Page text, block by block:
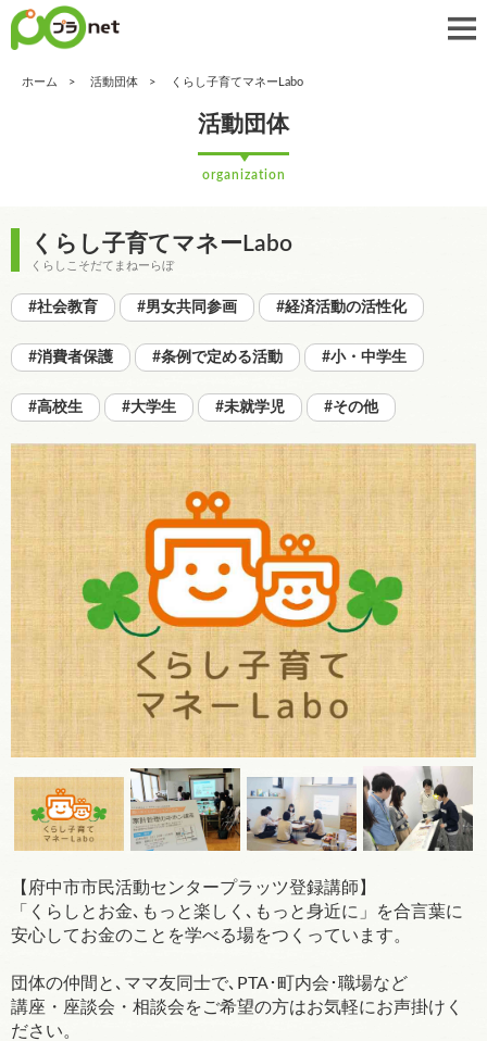
ホーム 活動団体 くらし子育てマネーLabo
活動団体
organization
くらし子育てマネーLabo
くらしこそだてまねーらぼ
#社会教育 #男女共同参画 #経済活動の活性化
#消費者保護 #条例で定める活動 #小・中学生
#高校生 #大学生 #未就学児 #その他
【府中市市民活動センタープラッツ登録講師】
「くらしとお金､もっと楽しく､もっと身近に」を合言葉に
安心してお金のことを学べる場をつくっています。
団体の仲間と､ママ友同士で､PTA･町内会･職場など
講座・座談会・相談会をご希望の方はお気軽にお声掛けく
ださい。